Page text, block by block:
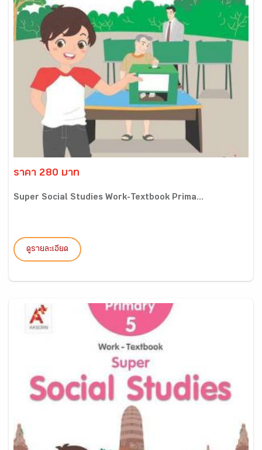
ราคา 280 บาท
Super Social Studies Work-Textbook Prima...
ดูรายละเอียด